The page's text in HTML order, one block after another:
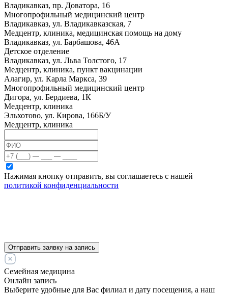
Владикавказ, пр. Доватора, 16
Многопрофильный медицинский центр
Владикавказ, ул. Владикавказская, 7
Медцентр, клиника, медицинская помощь на дому
Владикавказ, ул. Барбашова, 46А
Детское отделение
Владикавказ, ул. Льва Толстого, 17
Медцентр, клиника, пункт вакцинации
Алагир, ул. Карла Маркса, 39
Многопрофильный медицинский центр
Дигора, ул. Бердиева, 1К
Медцентр, клиника
Эльхотово, ул. Кирова, 166Б/У
Медцентр, клиника
Нажимая кнопку отправить, вы соглашаетесь с нашей
политикой конфиденциальности
Отправить заявку на запись
Семейная медицина
Онлайн запись
Выберите удобные для Вас филиал и дату посещения, а наш